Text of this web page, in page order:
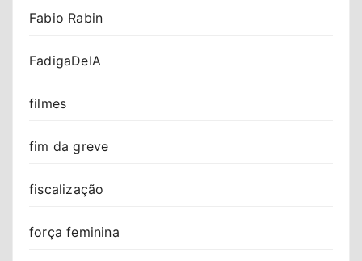
Fabio Rabin
FadigaDeIA
filmes
fim da greve
fiscalização
força feminina